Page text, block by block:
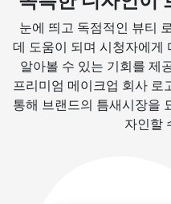
눈에 띄고 독점적인 뷰티
데 도움이 되며 시청자에게
알아볼 수 있는 기회를 제
프리미엄 메이크업 회사 로
통해 브랜드의 틈새시장을
자인할